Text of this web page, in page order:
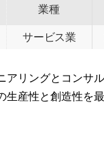
業種
サービス業
アリングとコンサ
生産性と創造性を